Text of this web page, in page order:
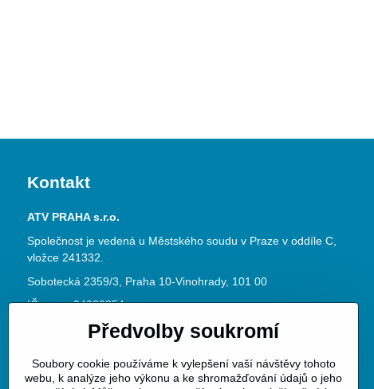
Kontakt
ATV PRAHA s.r.o.
Společnost je vedená u Městského soudu v Praze v oddíle C,
vložce 241332.
Sobotecká 2359/3, Praha 10-Vinohrady, 101 00
IČ: 04023854
DIČ: CZ04023854
Datová schránka ID: jke3dy6
Předvolby soukromí
Soubory cookie používáme k vylepšení vaší návštěvy tohoto
webu, k analýze jeho výkonu a ke shromažďování údajů o jeho